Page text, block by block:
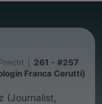
261 - #257
Franca Cerutti)
(Journalist,